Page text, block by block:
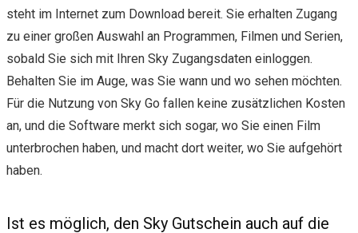
steht im Internet zum Download bereit. Sie erhalten Zugang
zu einer großen Auswahl an Programmen, Filmen und Serien,
sobald Sie sich mit Ihren Sky Zugangsdaten einloggen.
Behalten Sie im Auge, was Sie wann und wo sehen möchten.
Für die Nutzung von Sky Go fallen keine zusätzlichen Kosten
an, und die Software merkt sich sogar, wo Sie einen Film
unterbrochen haben, und macht dort weiter, wo Sie aufgehört
haben.
Ist es möglich, den Sky Gutschein auch auf die